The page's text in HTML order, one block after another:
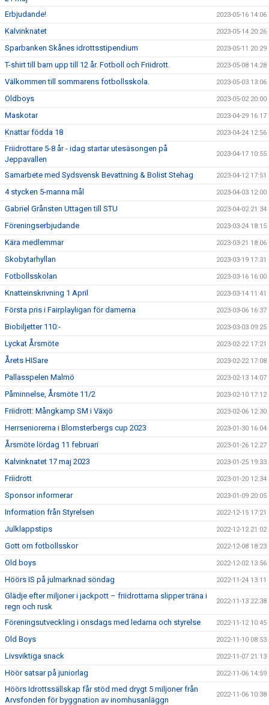
Erbjudande! 2023-05-16 14:06
Kalvinknatet 2023-05-14 20:26
Sparbanken Skånes idrottsstipendium 2023-05-11 20:29
T-shirt till barn upp till 12 år. Fotboll och Friidrott. 2023-05-08 14:28
Välkommen till sommarens fotbollsskola. 2023-05-03 13:06
Oldboys 2023-05-02 20:00
Maskotar 2023-04-29 16:17
Knattar födda 18 2023-04-24 12:56
Friidrottare 5-8 år - idag startar utesäsongen på
Jeppavallen
2023-04-17 10:55
Samarbete med Sydsvensk Bevattning & Bolist Stehag 2023-04-12 17:51
4 stycken 5-manna mål 2023-04-03 12:00
Gabriel Grånsten Uttagen till STU 2023-04-02 21:34
Föreningserbjudande 2023-03-24 18:15
Kära medlemmar 2023-03-21 18:06
Skobytarhyllan 2023-03-19 17:31
Fotbollsskolan 2023-03-16 16:00
Knatteinskrivning 1 April 2023-03-14 11:41
Första pris i Fairplayligan för damerna 2023-03-06 16:37
Biobiljetter 110:- 2023-03-03 09:25
Lyckat Årsmöte 2023-02-22 17:21
Årets HISare 2023-02-22 17:08
Pallasspelen Malmö 2023-02-13 14:07
Påminnelse, Årsmöte 11/2 2023-02-10 17:12
Friidrott: Mångkamp SM i Växjö 2023-02-06 12:30
Herrseniorerna i Blomsterbergs cup 2023 2023-01-30 16:04
Årsmöte lördag 11 februari 2023-01-26 12:27
Kalvinknatet 17 maj 2023 2023-01-25 19:33
Friidrott 2023-01-20 12:34
Sponsor informerar 2023-01-09 20:05
Information från Styrelsen 2022-12-15 17:21
Julklappstips 2022-12-12 21:02
Gott om fotbollsskor 2022-12-08 18:23
Old boys 2022-12-02 13:56
Höörs IS på julmarknad söndag 2022-11-24 13:11
Glädje efter miljoner i jackpott – friidrottarna slipper träna i
regn och rusk
2022-11-13 22:38
Föreningsutveckling i onsdags med ledarna och styrelse 2022-11-12 10:45
Old Boys 2022-11-10 08:53
Livsviktiga snack 2022-11-07 21:13
Höör satsar på juniorlag 2022-11-06 14:59
Höörs Idrottssällskap får stöd med drygt 5 miljoner från
Arvsfonden för byggnation av inomhusanläggn
2022-11-06 10:38